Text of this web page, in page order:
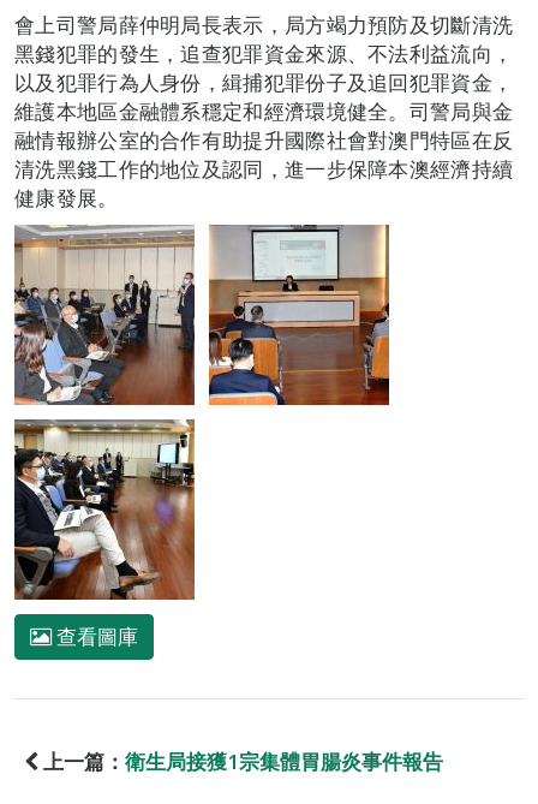
會上司警局薛仲明局長表示，局方竭力預防及切斷清洗
黑錢犯罪的發生，追查犯罪資金來源、不法利益流向，
以及犯罪行為人身份，緝捕犯罪份子及追回犯罪資金，
維護本地區金融體系穩定和經濟環境健全。司警局與金
融情報辦公室的合作有助提升國際社會對澳門特區在反
清洗黑錢工作的地位及認同，進一步保障本澳經濟持續
健康發展。
查看圖庫
上一篇： 衛生局接獲1宗集體胃腸炎事件報告